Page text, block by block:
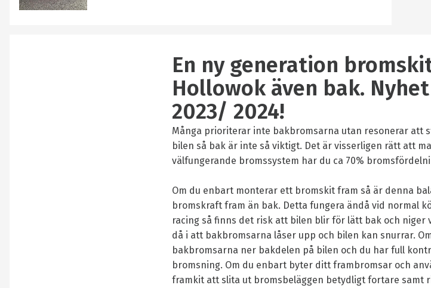
En ny generation
Hollowok även bak.
2023/ 2024!
Många prioriterar inte bakbromsarna utan resonerar att
bilen så bak är inte så viktigt. Det är visserligen rätt att
välfungerande bromssystem har du ca 70%
Om du enbart monterar ett bromskit fram så är denna
bromskraft fram än bak. Detta fungera ändå vid normal
racing så finns det risk att bilen blir för lätt bak och
då i att bakbromsarna låser upp och bilen kan snurrar.
bakbromsarna ner bakdelen på bilen och du har full
bromsning. Om du enbart byter ditt frambromsar och
framkit att slita ut bromsbeläggen betydligt fortare samt